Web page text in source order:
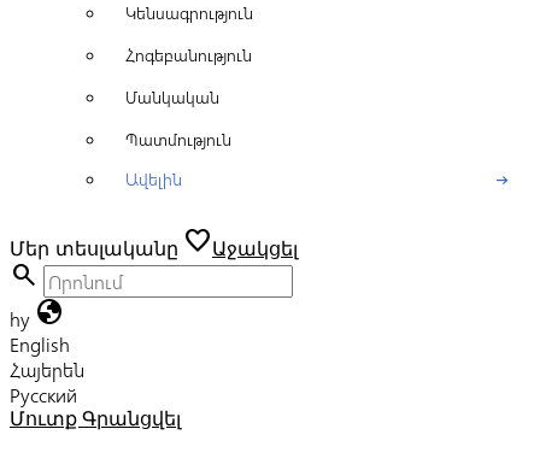
Կենսագրություն
Հոգեբանություն
Մանկական
Պատմություն
Ավելին
arrow_right_alt
Մեր տեսլականը favoriteԱջակցել
search
hy globe
English
Հայերեն
Русский
Մուտք Գրանցվել